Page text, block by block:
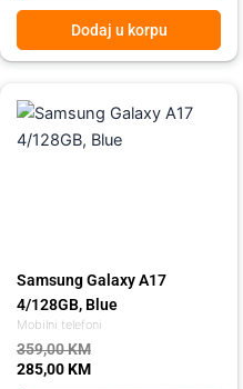
Dodaj u korpu
Mobilni telefoni
Samsung Galaxy A17
4/128GB, Blue
359,00KM
price
was:
359,00 KM.
285,00KM
price
is:
285,00 KM.